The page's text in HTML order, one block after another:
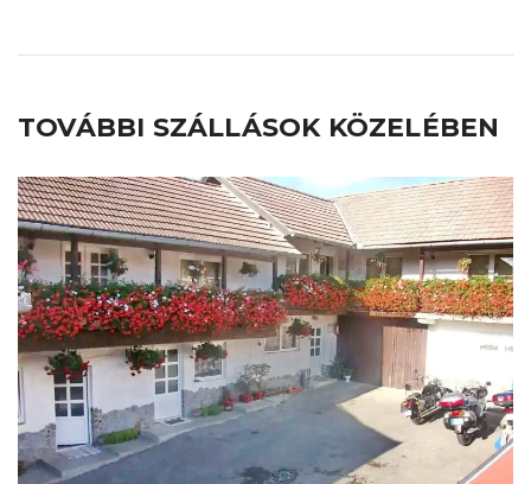
TOVÁBBI SZÁLLÁSOK KÖZELÉBEN